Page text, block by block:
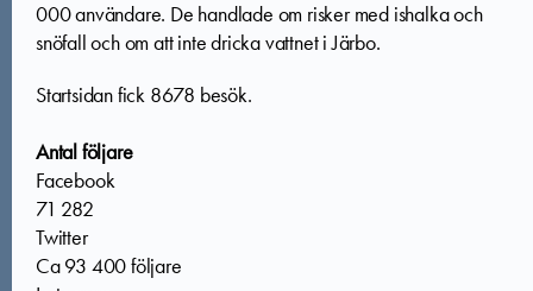
000 användare. De handlade om risker med ishalka och
snöfall och om att inte dricka vattnet i Järbo.
Startsidan fick 8678 besök.
Antal följare
Facebook
71 282
Twitter
Ca 93 400 följare